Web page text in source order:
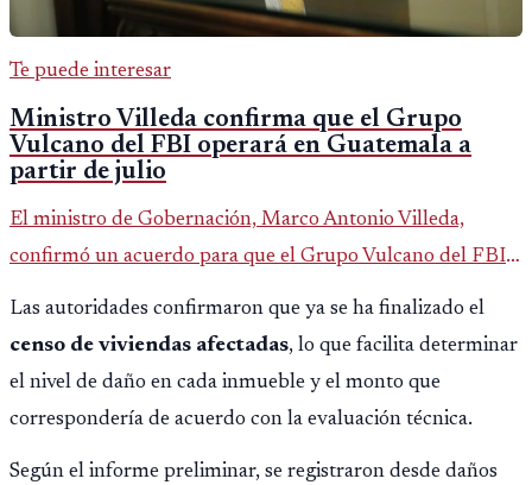
Te puede interesar
Ministro Villeda confirma que el Grupo
Vulcano del FBI operará en Guatemala a
partir de julio
El ministro de Gobernación, Marco Antonio Villeda,
confirmó un acuerdo para que el Grupo Vulcano del FBI
Las autoridades confirmaron que ya se ha finalizado el
censo de viviendas afectadas, lo que facilita determinar
el nivel de daño en cada inmueble y el monto que
correspondería de acuerdo con la evaluación técnica.
Según el informe preliminar, se registraron desde daños